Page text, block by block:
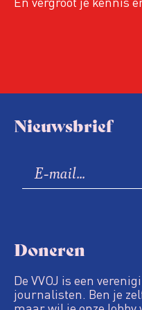
Nieuwsbrief
Doneren
De VVOJ is een
journalisten. Ben je